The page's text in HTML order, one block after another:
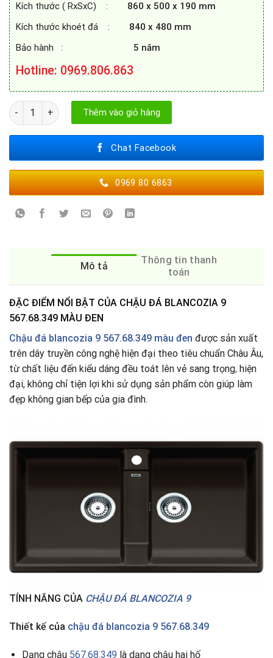
Kích thước ( RxSxC) :
860 x 500 x 190 mm
Kích thước khoét đá : 840 x 480 mm
Bảo hành : 5 năm
Hotline: 0969.806.863
CHẬU ĐÁ BLANCOZIA 9 567.68.349 MÀU ĐEN số lượng
Thêm vào giỏ hàng
Chat Facebook
0969 80 6863
Mô tả
Thông tin thanh
toán
ĐẶC ĐIỂM NỔI BẬT CỦA CHẬU ĐÁ BLANCOZIA 9
567.68.349 MÀU ĐEN
Chậu đá blancozia 9 567.68.349 màu đen được sản xuất
trên dây truyền công nghệ hiện đại theo tiêu chuẩn Châu Âu,
từ chất liệu đến kiểu dáng đều toát lên vẻ sang trọng, hiện
đại, không chỉ tiện lợi khi sử dụng sản phẩm còn giúp làm
đẹp không gian bếp của gia đình.
TÍNH NĂNG CỦA CHẬU ĐÁ BLANCOZIA 9
Thiết kế của chậu đá blancozia 9 567.68.349
Dạng chậu 567.68.349 là dạng chậu hai hố